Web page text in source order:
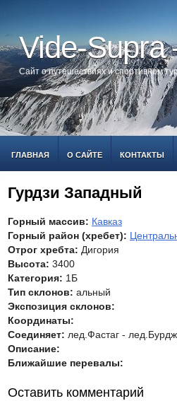
Vide-
Сайт о путешествиях и спортивном
ГЛАВНАЯ О САЙТЕ КОНТАКТЫ
Гурдзи Западный
Горный массив: Кавказ
Горный район (хребет):
Отрог хребта: Дигория
Высота: 3400
Категория: 1Б
Тип склонов: альный
Экспозиция склонов:
Координаты:
Соединяет: лед.Фастаг -
Описание:
Ближайшие перевалы:
Оставить комментарий